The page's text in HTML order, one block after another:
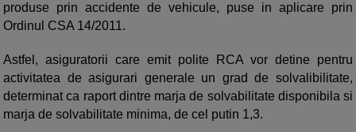
produse prin accidente de vehicule, puse in aplicare prin
Ordinul CSA 14/2011.
Astfel, asiguratorii care emit polite RCA vor detine pentru
activitatea de asigurari generale un grad de solvalibilitate,
determinat ca raport dintre marja de solvabilitate disponibila si
marja de solvabilitate minima, de cel putin 1,3.